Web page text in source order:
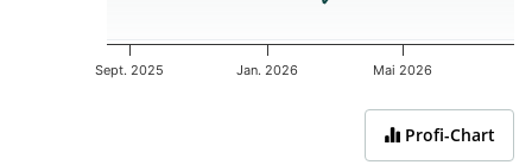
Sept. 2025 Jan. 2026 Mai 2026
Profi-Chart